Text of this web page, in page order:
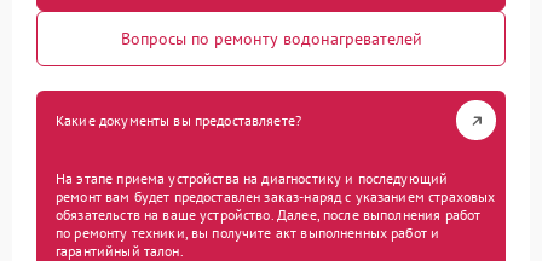
Вопросы по ремонту водонагревателей
Какие документы вы предоставляете?
На этапе приема устройства на диагностику и последующий
ремонт вам будет предоставлен заказ-наряд с указанием страховых
обязательств на ваше устройство. Далее, после выполнения работ
по ремонту техники, вы получите акт выполненных работ и
гарантийный талон.